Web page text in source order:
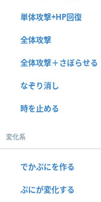
単体攻撃+HP回復
全体攻撃
全体攻撃＋さぼらせる
なぞり消し
時を止める
変化系
でかぷにを作る
ぷにが変化する